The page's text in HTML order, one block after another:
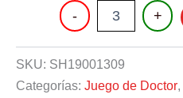
-
JUEGO
DE
+
SKU: SH19001309
Categorías: Juego de Doctor,